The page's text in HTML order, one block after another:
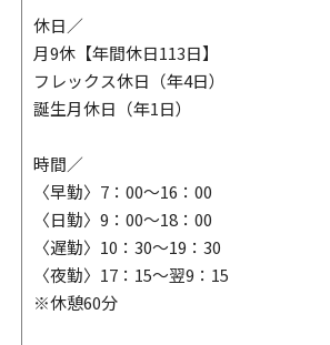
休日／
月9休【年間休日113日】
フレックス休日（年4日）
誕生月休日（年1日）
時間／
〈早勤〉7：00～16：00
〈日勤〉9：00～18：00
〈遅勤〉10：30～19：30
〈夜勤〉17：15～翌9：15
※休憩60分